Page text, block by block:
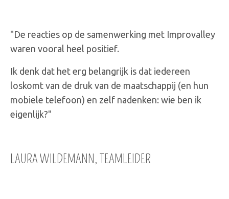
"De reacties op de samenwerking met Improvalley
waren vooral heel positief.
Ik denk dat het erg belangrijk is dat iedereen
loskomt van de druk van de maatschappij (en hun
mobiele telefoon) en zelf nadenken: wie ben ik
eigenlijk?"
LAURA WILDEMANN, TEAMLEIDER